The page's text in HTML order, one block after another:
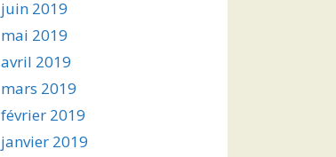
juin 2019
mai 2019
avril 2019
mars 2019
février 2019
janvier 2019